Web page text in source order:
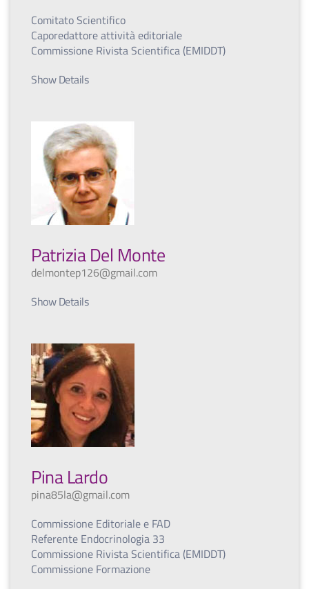
Comitato Scientifico
Caporedattore attività editoriale
Commissione Rivista Scientifica (EMIDDT)
Show Details
Patrizia Del Monte
delmontep126@gmail.com
Show Details
Pina Lardo
pina85la@gmail.com
Commissione Editoriale e FAD
Referente Endocrinologia 33
Commissione Rivista Scientifica (EMIDDT)
Commissione Formazione